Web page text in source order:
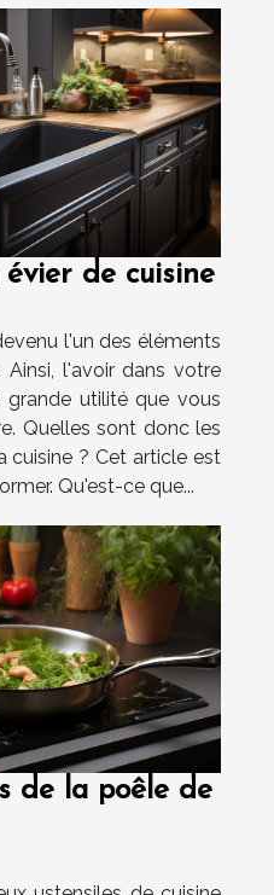
de cuisine
l'un des éléments
Ainsi, l'avoir dans votre
grande utilité que vous
Quelles sont donc les
cuisine ? Cet article est
Qu'est-ce que...
de la poêle de